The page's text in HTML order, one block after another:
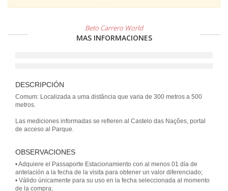
Beto Carrero World
MAS INFORMACIONES
DESCRIPCIÓN
Comum: Localizada a uma distância que varia de 300 metros a 500
metros.
Las mediciones informadas se refieren al Castelo das Nações, portal
de acceso al Parque.
OBSERVACIONES
• Adquiere el Passaporte Estacionamiento con al menos 01 día de
antelación a la fecha de la visita para obtener un valor diferenciado;
• Válido únicamente para su uso en la fecha seleccionada al momento
de la compra;